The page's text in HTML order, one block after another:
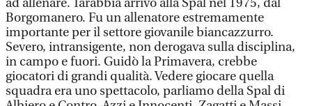
ad allenare. Tarabbia arrivò alla Spal nel 1975, dal
Borgomanero. Fu un allenatore estremamente
importante per il settore giovanile biancazzurro.
Severo, intransigente, non derogava sulla disciplina,
in campo e fuori. Guidò la Primavera, crebbe
giocatori di grandi qualità. Vedere giocare quella
squadra era uno spettacolo, parliamo della Spal di